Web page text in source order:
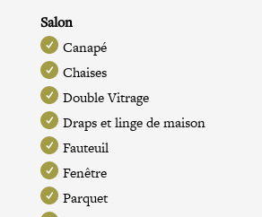
Salon
Canapé
Chaises
Double Vitrage
Draps et linge de maison
Fauteuil
Fenêtre
Parquet